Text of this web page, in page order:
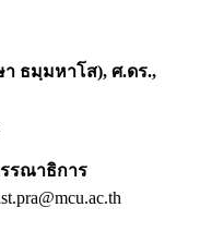
ธมฺมหาโส), ศ.ดร.,
รณาธิการ